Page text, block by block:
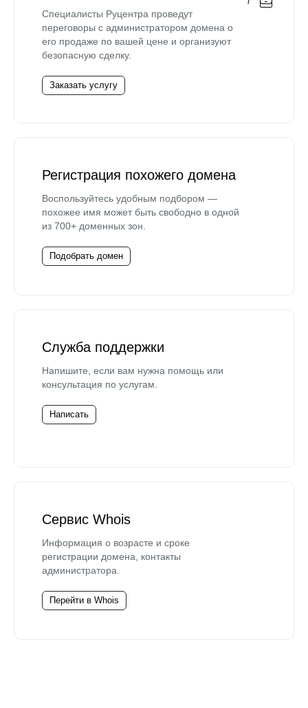
Специалисты Руцентра проведут
переговоры с администратором домена о
его продаже по вашей цене и организуют
безопасную сделку.
Заказать услугу
Регистрация похожего домена
Воспользуйтесь удобным подбором —
похожее имя может быть свободно в одной
из 700+ доменных зон.
Подобрать домен
Служба поддержки
Напишите, если вам нужна помощь или
консультация по услугам.
Написать
Сервис Whois
Информация о возрасте и сроке
регистрации домена, контакты
администратора.
Перейти в Whois